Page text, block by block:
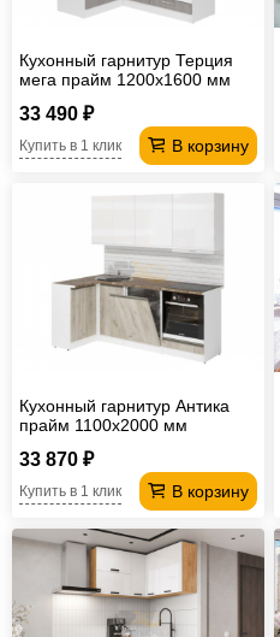
Кухонный гарнитур Терция
мега прайм 1200х1600 мм
33 490 ₽
В корзину
Купить в 1 клик
Кухонный гарнитур Антика
прайм 1100х2000 мм
33 870 ₽
В корзину
Купить в 1 клик